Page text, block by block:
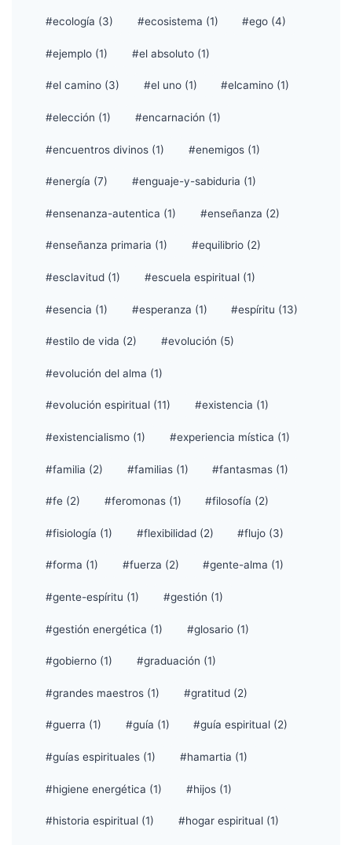
#ecología (3) #ecosistema (1) #ego (4)
#ejemplo (1) #el absoluto (1)
#el camino (3) #el uno (1) #elcamino (1)
#elección (1) #encarnación (1)
#encuentros divinos (1) #enemigos (1)
#energía (7) #enguaje-y-sabiduria (1)
#ensenanza-autentica (1) #enseñanza (2)
#enseñanza primaria (1) #equilibrio (2)
#esclavitud (1) #escuela espiritual (1)
#esencia (1) #esperanza (1) #espíritu (13)
#estilo de vida (2) #evolución (5)
#evolución del alma (1)
#evolución espiritual (11) #existencia (1)
#existencialismo (1) #experiencia mística (1)
#familia (2) #familias (1) #fantasmas (1)
#fe (2) #feromonas (1) #filosofía (2)
#fisiología (1) #flexibilidad (2) #flujo (3)
#forma (1) #fuerza (2) #gente-alma (1)
#gente-espíritu (1) #gestión (1)
#gestión energética (1) #glosario (1)
#gobierno (1) #graduación (1)
#grandes maestros (1) #gratitud (2)
#guerra (1) #guía (1) #guía espiritual (2)
#guías espirituales (1) #hamartia (1)
#higiene energética (1) #hijos (1)
#historia espiritual (1) #hogar espiritual (1)